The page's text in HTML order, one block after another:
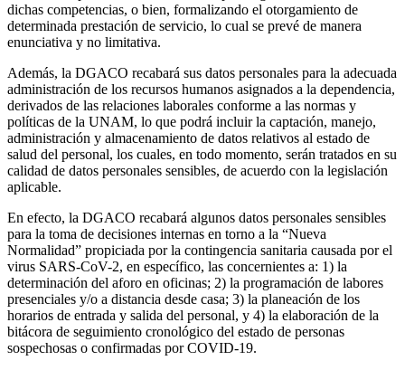
dichas competencias, o bien, formalizando el otorgamiento de
determinada prestación de servicio, lo cual se prevé de manera
enunciativa y no limitativa.
Además, la DGACO recabará sus datos personales para la adecuada
administración de los recursos humanos asignados a la dependencia,
derivados de las relaciones laborales conforme a las normas y
políticas de la UNAM, lo que podrá incluir la captación, manejo,
administración y almacenamiento de datos relativos al estado de
salud del personal, los cuales, en todo momento, serán tratados en su
calidad de datos personales sensibles, de acuerdo con la legislación
aplicable.
En efecto, la DGACO recabará algunos datos personales sensibles
para la toma de decisiones internas en torno a la “Nueva
Normalidad” propiciada por la contingencia sanitaria causada por el
virus SARS-CoV-2, en específico, las concernientes a: 1) la
determinación del aforo en oficinas; 2) la programación de labores
presenciales y/o a distancia desde casa; 3) la planeación de los
horarios de entrada y salida del personal, y 4) la elaboración de la
bitácora de seguimiento cronológico del estado de personas
sospechosas o confirmadas por COVID-19.